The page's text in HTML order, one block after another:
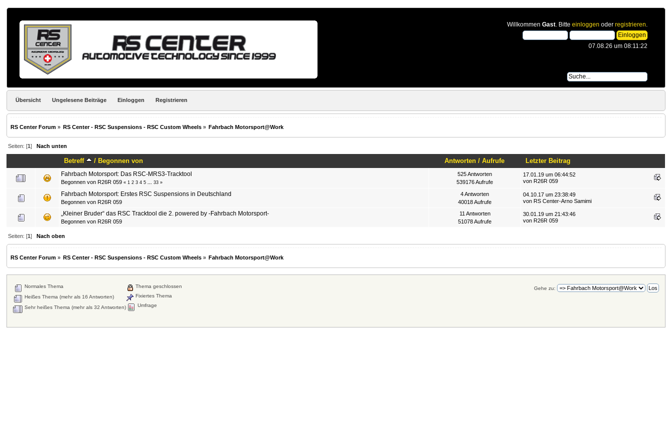
Willkommen Gast. Bitte einloggen oder registrieren.
07.08.26 um 08:11:22
Übersicht Ungelesene Beiträge Einloggen Registrieren
RS Center Forum» RS Center - RSC Suspensions - RSC Custom Wheels » Fahrbach Motorsport@Work
Seiten: [1 ] Nach unten
Betreff / Begonnen von Antworten /Aufrufe Letzter Beitrag
Fahrbach Motorsport: Das RSC-MRS3-Tracktool
Begonnen von R26R 059 «1 2 3 4 5 ...33 »
525 Antworten
539176 Aufrufe
17.01.19 um 06:44:52
von R26R 059
Fahrbach Motorsport: Erstes RSC Suspensions in Deutschland
Begonnen von R26R 059
4 Antworten
40018 Aufrufe
04.10.17 um 23:38:49
von RS Center-Arno Samimi
„Kleiner Bruder“ das RSC Tracktool die 2. powered by -Fahrbach Motorsport-
Begonnen von R26R 059
11 Antworten
51078 Aufrufe
30.01.19 um 21:43:46
von R26R 059
Seiten: [1] Nach oben
RS Center Forum» RS Center - RSC Suspensions - RSC Custom Wheels » Fahrbach Motorsport@Work
Gehe zu:
Normales Thema
Heißes Thema (mehr als 16 Antworten)
Sehr heißes Thema (mehr als 32 Antworten)
Thema geschlossen
Fixiertes Thema
Umfrage